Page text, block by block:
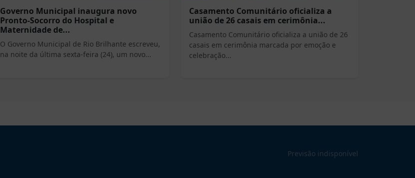
Governo Municipal inaugura novo
Pronto-Socorro do Hospital e
Maternidade de...
O Governo Municipal de Rio Brilhante escreveu,
na noite da última sexta-feira (24), um novo...
Casamento Comunitário oficializa a
união de 26 casais em cerimônia...
Casamento Comunitário oficializa a união de 26
casais em cerimônia marcada por emoção e
celebração...
Previsão indisponível